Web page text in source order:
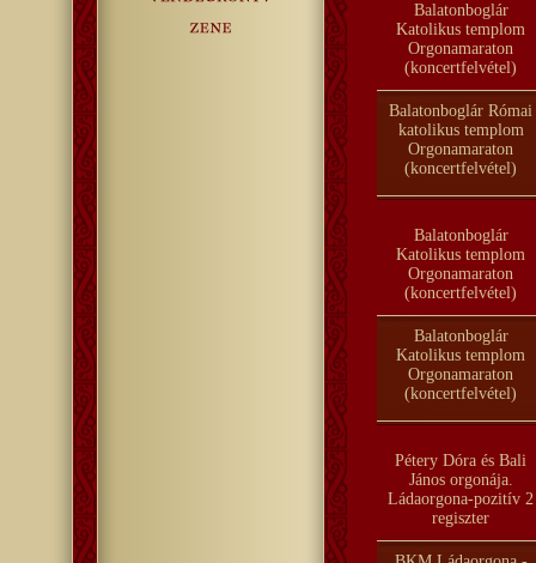
Balatonboglár
Katolikus templom
Orgonamaraton
(koncertfelvétel)
Balatonboglár Római
katolikus templom
Orgonamaraton
(koncertfelvétel)
Balatonboglár
Katolikus templom
Orgonamaraton
(koncertfelvétel)
Balatonboglár
Katolikus templom
Orgonamaraton
(koncertfelvétel)
Pétery Dóra és Bali
János orgonája.
Ládaorgona-pozitív 2
regiszter